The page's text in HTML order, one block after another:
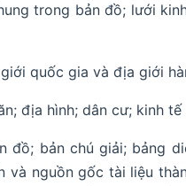
trong bản đồ; lưới
quốc gia và địa giới
địa hình; dân cư; kinh
đồ; bản chú giải; bảng
và nguồn gốc tài liệu